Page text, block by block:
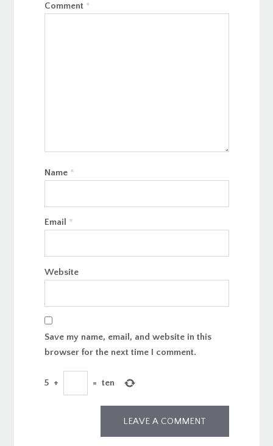
Comment *
Name *
Email *
Website
Save my name, email, and website in this
browser for the next time I comment.
5 + = ten